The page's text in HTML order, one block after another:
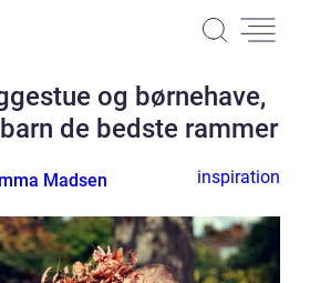
og børnehave,
de bedste rammer
Madsen inspiration